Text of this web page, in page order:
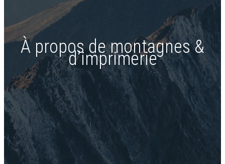
À propos de montagnes &
d’imprimerie